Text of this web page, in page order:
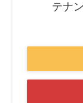
テナ